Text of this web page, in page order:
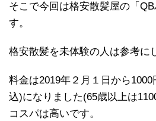
そこで今回は格安散髪屋の「
す。
格安散髪を未体験の人は参考に
料金は2019年２月１日から
込)になりました(65歳以上は
コスパは高いです。